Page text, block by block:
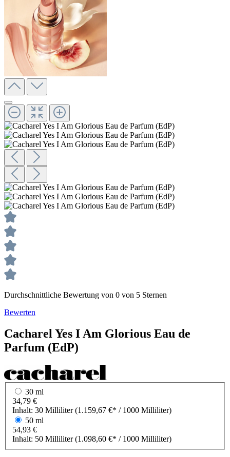
Durchschnittliche Bewertung von 0 von 5 Sternen
Bewerten
CacharelYes I Am Glorious Eau de
Parfum (EdP)
30 ml
34,79 €
Inhalt: 30 Milliliter(1.159,67 €* / 1000 Milliliter)
50 ml
54,93 €
Inhalt: 50 Milliliter(1.098,60 €* / 1000 Milliliter)